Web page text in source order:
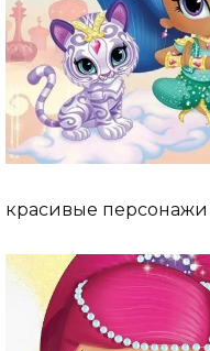
красивые персонажи